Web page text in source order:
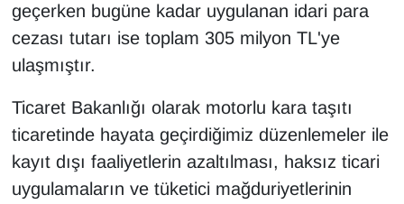
geçerken bugüne kadar uygulanan idari para
cezası tutarı ise toplam 305 milyon TL'ye
ulaşmıştır.
Ticaret Bakanlığı olarak motorlu kara taşıtı
ticaretinde hayata geçirdiğimiz düzenlemeler ile
kayıt dışı faaliyetlerin azaltılması, haksız ticari
uygulamaların ve tüketici mağduriyetlerinin